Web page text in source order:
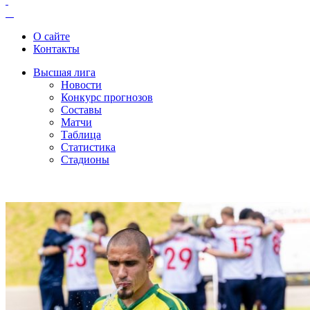
О сайте
Контакты
Высшая лига
Новости
Конкурс прогнозов
Составы
Матчи
Таблица
Статистика
Стадионы